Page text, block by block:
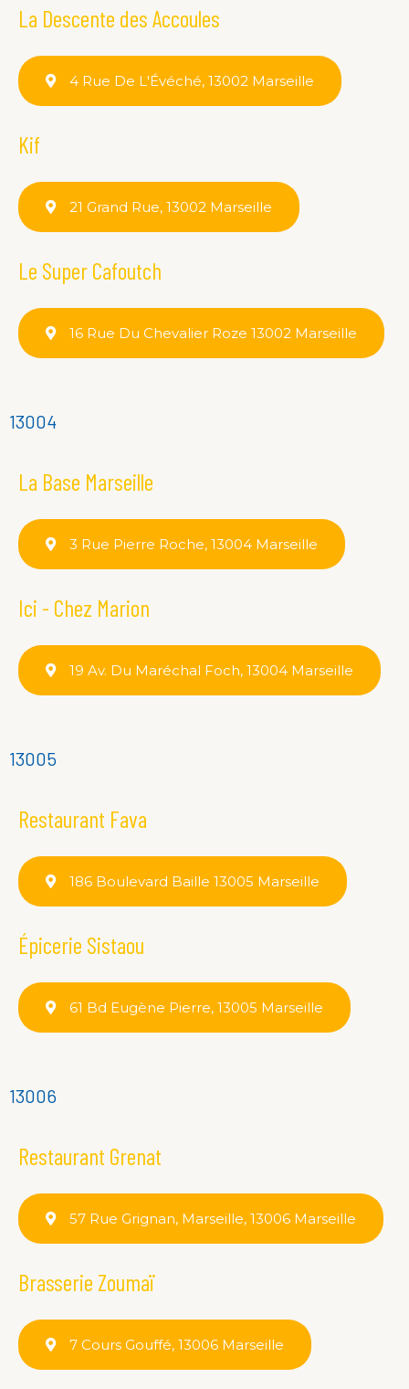
La Descente des Accoules
4 Rue De L'Évéché, 13002 Marseille
Kif
21 Grand Rue, 13002 Marseille
Le Super Cafoutch
16 Rue Du Chevalier Roze 13002 Marseille
13004
La Base Marseille
3 Rue Pierre Roche, 13004 Marseille
Ici - Chez Marion
19 Av. Du Maréchal Foch, 13004 Marseille
13005
Restaurant Fava
186 Boulevard Baille 13005 Marseille
Épicerie Sistaou
61 Bd Eugène Pierre, 13005 Marseille
13006
Restaurant Grenat
57 Rue Grignan, Marseille, 13006 Marseille
Brasserie Zoumaï
7 Cours Gouffé, 13006 Marseille